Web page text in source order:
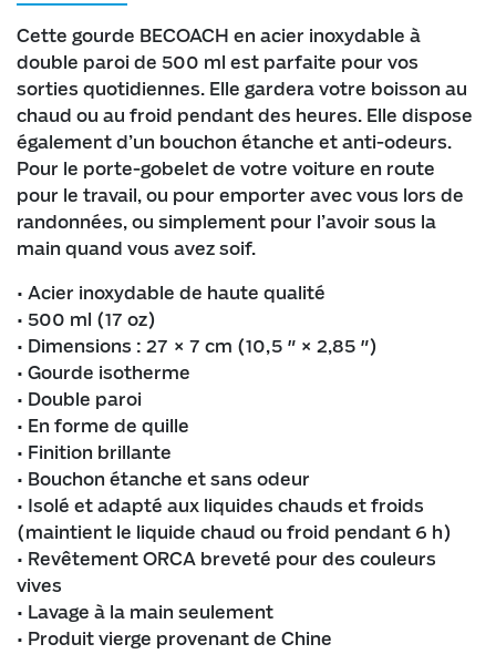
Cette gourde BECOACH en acier inoxydable à
double paroi de 500 ml est parfaite pour vos
sorties quotidiennes. Elle gardera votre boisson au
chaud ou au froid pendant des heures. Elle dispose
également d’un bouchon étanche et anti-odeurs.
Pour le porte-gobelet de votre voiture en route
pour le travail, ou pour emporter avec vous lors de
randonnées, ou simplement pour l’avoir sous la
main quand vous avez soif.
• Acier inoxydable de haute qualité
• 500 ml (17 oz)
• Dimensions : 27 × 7 cm (10,5 ″ × 2,85 ″)
• Gourde isotherme
• Double paroi
• En forme de quille
• Finition brillante
• Bouchon étanche et sans odeur
• Isolé et adapté aux liquides chauds et froids
(maintient le liquide chaud ou froid pendant 6 h)
• Revêtement ORCA breveté pour des couleurs
vives
• Lavage à la main seulement
• Produit vierge provenant de Chine